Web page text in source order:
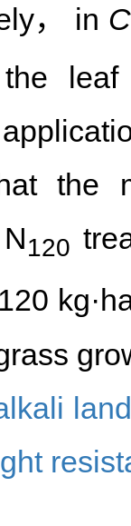
， in C
leaf
the
120